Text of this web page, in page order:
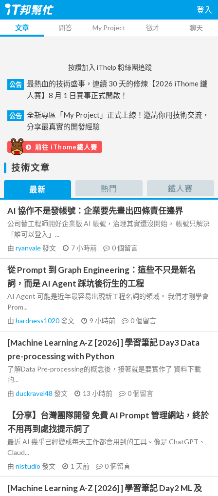
登入
文章 問答 My Project 徵才 聊天
按讚加入 iThelp 粉絲團追蹤
公告
最熱血的技術盛事，連續 30 天的修煉【2026 iThome 鐵
人賽】8 月 1 日賽事正式開啟！
公告
全新專區「My Project」正式上線！邀請你用技術交流，
分享最真實的開發經驗
前往 iThome鐵人賽
技術文章
最新 熱門 鐵人賽
AI 協作不是發帳號：企業要先畫出四條責任邊界
公司替工程師開好企業版 AI 帳號，治理其實還沒開始。 帳號只解決
「誰可以登入」...
由 ryanvale發文 7 小時前 0個留言
從 Prompt 到 Graph Engineering：這些不只是新名
詞，而是 AI Agent 踩坑後衍生的工程
AI Agent 可能是近年最容易出現新工程名詞的領域。 我們才剛學會
Prom...
由 hardness1020發文 9 小時前 0個留言
[Machine Learning A-Z [2026] ] 學習筆記 Day3 Data
pre-processing with Python
了解Data Pre-processing的概念後，接著就是要實作了 資料下載
的...
由 duckravel48 發文 13 小時前 0個留言
【分享】台灣團隊開發 免費 AI Prompt 管理網站，終於
不用再到處找提示詞了
最近 AI 幾乎已經變成每天工作都會用到的工具。像是 ChatGPT、
Claud...
由 nlstudio 發文 1 天前 0個留言
[Machine Learning A-Z [2026] ] 學習筆記 Day2 ML 及